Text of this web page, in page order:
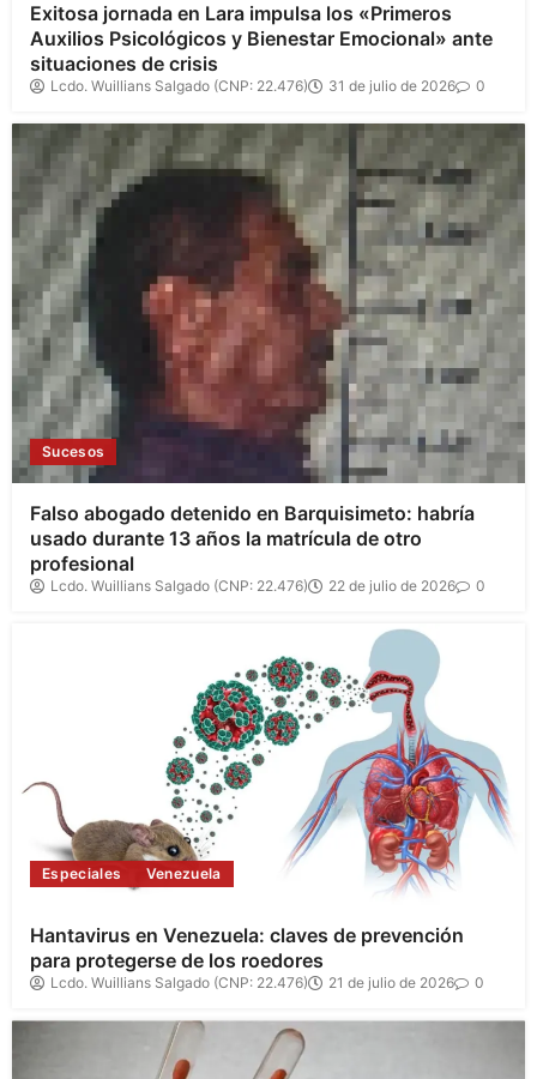
Exitosa jornada en Lara impulsa los «Primeros
Auxilios Psicológicos y Bienestar Emocional» ante
situaciones de crisis
Lcdo. Wuillians Salgado (CNP: 22.476) 31 de julio de 2026 0
Sucesos
Falso abogado detenido en Barquisimeto: habría
usado durante 13 años la matrícula de otro
profesional
Lcdo. Wuillians Salgado (CNP: 22.476) 22 de julio de 2026 0
Especiales Venezuela
Hantavirus en Venezuela: claves de prevención
para protegerse de los roedores
Lcdo. Wuillians Salgado (CNP: 22.476) 21 de julio de 2026 0